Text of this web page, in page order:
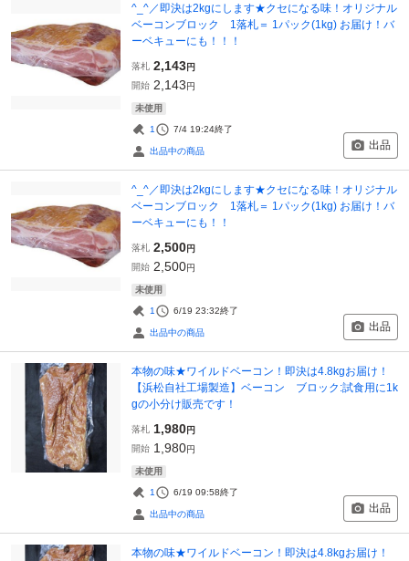
^_^／即決は2kgにします★クセになる味！オリジナル
ベーコンブロック 1落札＝ 1パック(1kg) お届け！バ
ーベキューにも！！！
落札 2,143円
開始 2,143円
未使用
1 7/4 19:24終了
出品中の商品 出品
^_^／即決は2kgにします★クセになる味！オリジナル
ベーコンブロック 1落札＝ 1パック(1kg) お届け！バ
ーベキューにも！！
落札 2,500円
開始 2,500円
未使用
1 6/19 23:32終了
出品中の商品 出品
本物の味★ワイルドベーコン！即決は4.8kgお届け！
【浜松自社工場製造】ベーコン ブロック:試食用に1k
gの小分け販売です！
落札 1,980円
開始 1,980円
未使用
1 6/19 09:58終了
出品中の商品 出品
本物の味★ワイルドベーコン！即決は4.8kgお届け！